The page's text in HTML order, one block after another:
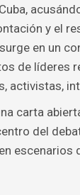
y el
en un
de líderes
activistas,
carta
del
escenarios